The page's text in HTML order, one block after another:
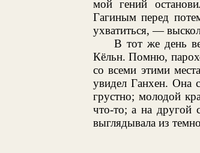
мой гений
Гагиным перед
ухватиться, —
В тот же день
Кёльн. Помню,
со всеми этими
увидел Ганхен. Она
грустно; молодой
что-то; а на другой
выглядывала из